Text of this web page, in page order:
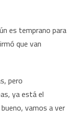
es temprano para
que van
pero
ya está el
vamos a ver